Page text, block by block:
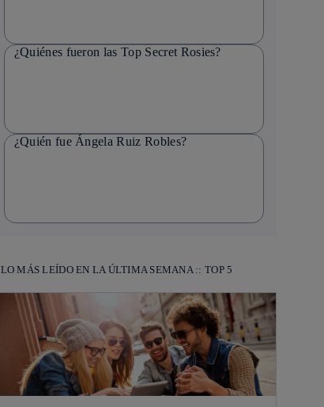
¿Quiénes fueron las Top Secret Rosies?
¿Quién fue Ángela Ruiz Robles?
LO MÁS LEÍDO EN LA ÚLTIMA SEMANA :: TOP 5